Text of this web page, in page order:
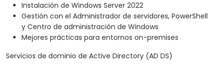
Instalación de Windows Server 2022
Gestión con el Administrador de servidores, PowerShell
y Centro de administración de Windows
Mejores prácticas para entornos on-premises
Servicios de dominio de Active Directory (AD DS)